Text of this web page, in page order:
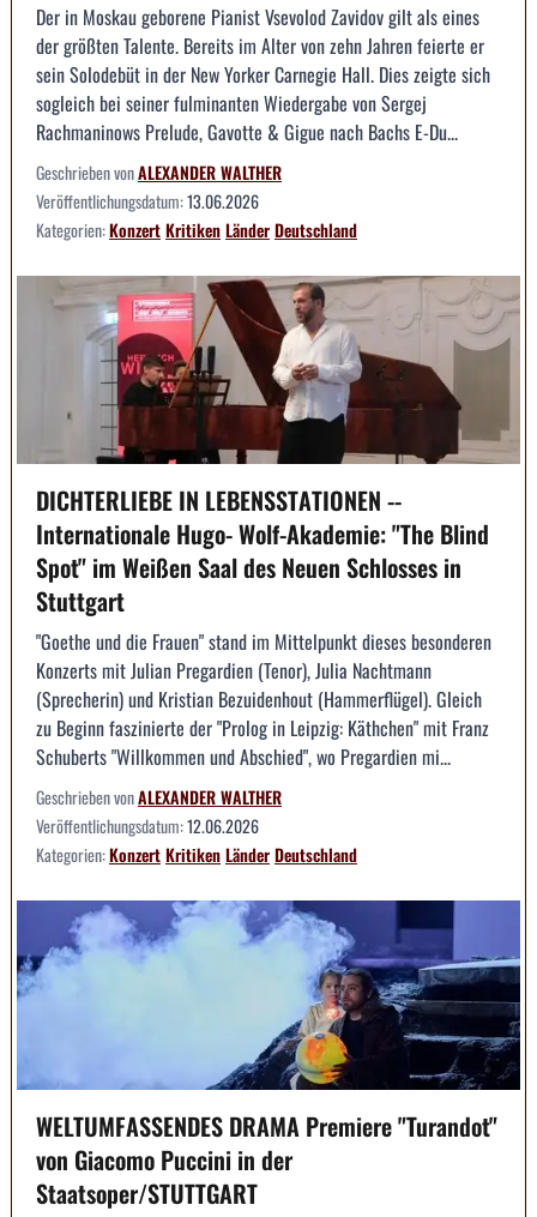
Der in Moskau geborene Pianist Vsevolod Zavidov gilt als eines
der größten Talente. Bereits im Alter von zehn Jahren feierte er
sein Solodebüt in der New Yorker Carnegie Hall. Dies zeigte sich
sogleich bei seiner fulminanten Wiedergabe von Sergej
Rachmaninows Prelude, Gavotte & Gigue nach Bachs E-Du...
Geschrieben vonALEXANDER WALTHER
Veröffentlichungsdatum:13.06.2026
Kategorien:KonzertKritikenLänderDeutschland
DICHTERLIEBE IN LEBENSSTATIONEN --
Internationale Hugo- Wolf-Akademie: "The Blind
Spot" im Weißen Saal des Neuen Schlosses in
Stuttgart
"Goethe und die Frauen" stand im Mittelpunkt dieses besonderen
Konzerts mit Julian Pregardien (Tenor), Julia Nachtmann
(Sprecherin) und Kristian Bezuidenhout (Hammerflügel). Gleich
zu Beginn faszinierte der "Prolog in Leipzig: Käthchen" mit Franz
Schuberts "Willkommen und Abschied", wo Pregardien mi...
Geschrieben vonALEXANDER WALTHER
Veröffentlichungsdatum:12.06.2026
Kategorien:KonzertKritikenLänderDeutschland
WELTUMFASSENDES DRAMA Premiere "Turandot"
von Giacomo Puccini in der
Staatsoper/STUTTGART